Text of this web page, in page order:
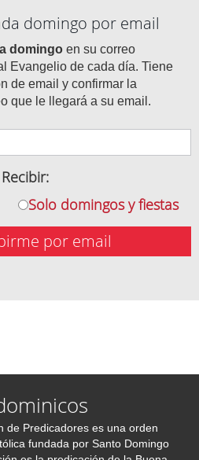
domingo por email
domingo en su correo
Evangelio de cada día. Tiene
de email y confirmar la
que le llegará a su email.
Recibir:
Solo domingos y fiestas
por email
de Predicadores es una orden
fundada por Santo Domingo